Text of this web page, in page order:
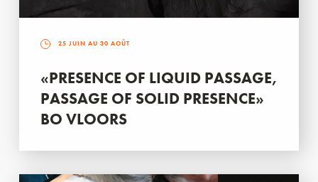
25 JUIN AU 30 AOÛT
«PRESENCE OF LIQUID PASSAGE,
PASSAGE OF SOLID PRESENCE»
BO VLOORS